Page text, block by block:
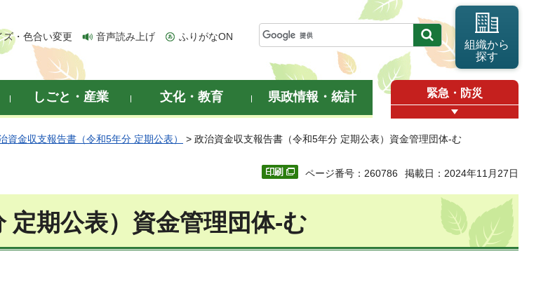
ズ・色合い変更 音声読み上げ ふりがなON
組織から
探す
しごと・産業 文化・教育 県政情報・統計 緊急・防災
資金収支報告書（令和5年分 定期公表） > 政治資金収支報告書（令和5年分 定期公表）資金管理団体-む
ページ番号：260786 掲載日：2024年11月27日
定期公表）資金管理団体-む